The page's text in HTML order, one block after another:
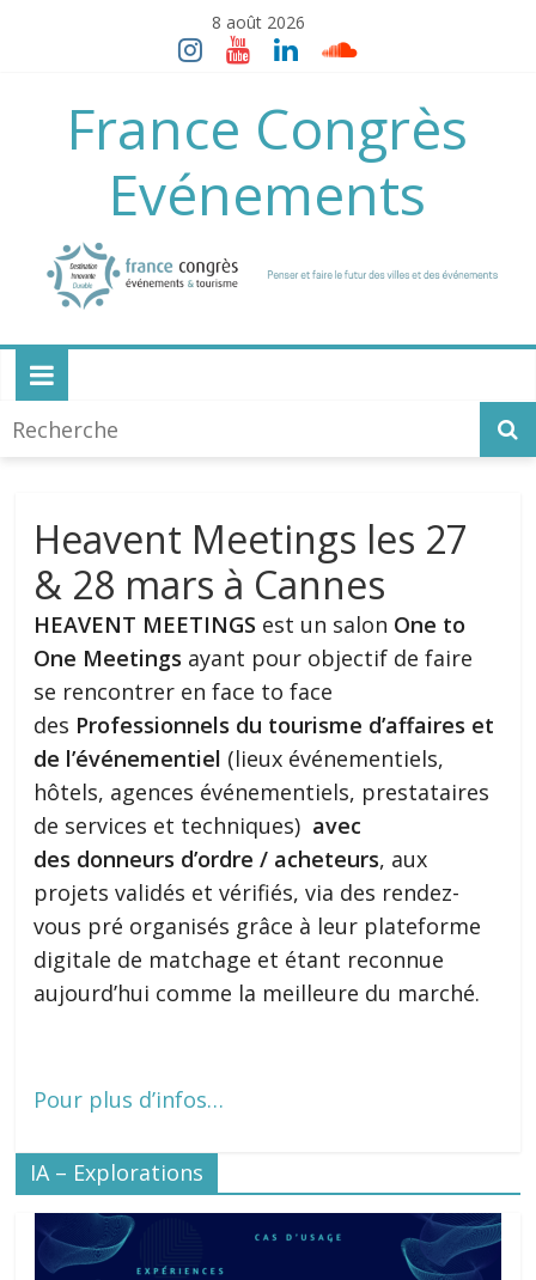
8 août 2026
France Congrès
Evénements
Heavent Meetings les 27
& 28 mars à Cannes
HEAVENT MEETINGS est un salon One to
One Meetings ayant pour objectif de faire
se rencontrer en face to face
des Professionnels du tourisme d’affaires et
de l’événementiel (lieux événementiels,
hôtels, agences événementiels, prestataires
de services et techniques) avec
des donneurs d’ordre / acheteurs, aux
projets validés et vérifiés, via des rendez-
vous pré organisés grâce à leur plateforme
digitale de matchage et étant reconnue
aujourd’hui comme la meilleure du marché.
Pour plus d’infos…
IA – Explorations